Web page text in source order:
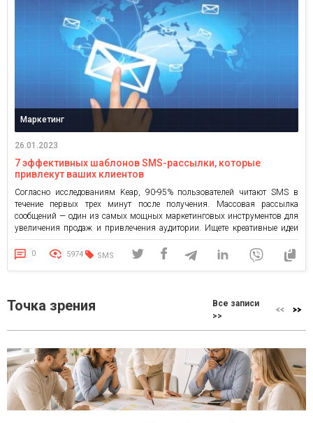
Маркетинг
26.01.2023
7 эффективных шаблонов SMS-рассылки, которые
привлекут ваших клиентов
Согласно исследованиям Keap, 90-95% пользователей читают SMS в
течение первых трех минут после получения. Массовая рассылка
сообщений — один из самых мощных маркетинговых инструментов для
увеличения продаж и привлечения аудитории. Ищете креативные идеи
текстовых сообщений, которые помогут оживить бизнес-кампанию и
сделают бренд более привлекательным? В этой статье мы рассмотрим
семь рабочих шаблонов SMS-рассылок, от которых клиенты […]
0 5974 SMS
Точка зрения
Все записи
>>